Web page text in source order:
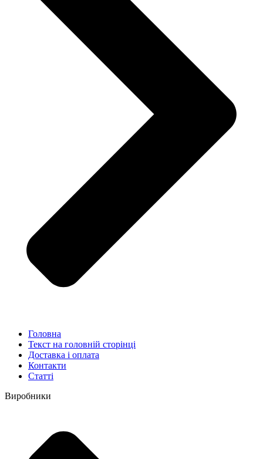
Головна
Текст на головній сторінці
Доставка і оплата
Контакти
Статті
Виробники